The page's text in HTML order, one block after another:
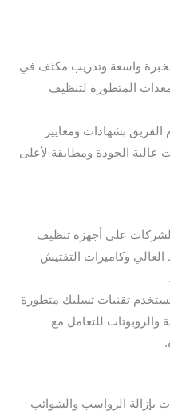
بخبرة واسعة وتدريب مكثف في
المتطورة لتنظيف
الفريق بشهادات ومعايير
عالية الجودة ومطابقة لأعلى
على أجهزة تنظيف
وكاميرات التفتيش
تقنيات تسليك متطورة
والروبوتات للتعامل مع
بإزالة الرواسب والشوائب